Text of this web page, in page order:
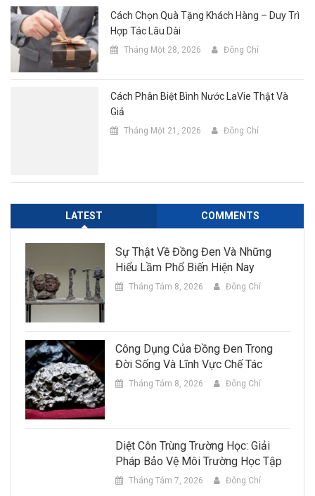
Cách Chọn Quà Tặng Khách Hàng – Duy Trì
Hợp Tác Lâu Dài
Tháng Một 28, 2026 Đông Chí
Cách Phân Biệt Bình Nước LaVie Thật Và
Giả
Tháng Một 21, 2026 Đông Chí
LATEST COMMENTS
Sự Thật Về Đồng Đen Và Những
Hiểu Lầm Phổ Biến Hiện Nay
Tháng Tám 8, 2026 Đông Chí
Công Dụng Của Đồng Đen Trong
Đời Sống Và Lĩnh Vực Chế Tác
Tháng Tám 8, 2026 Đông Chí
Diệt Côn Trùng Trường Học: Giải
Pháp Bảo Vệ Môi Trường Học Tập
Tháng Tám 7, 2026 Đông Chí